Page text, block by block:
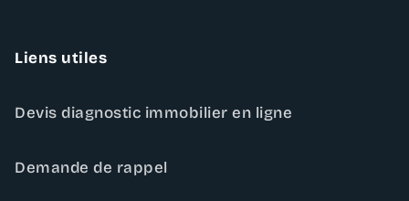
Liens utiles
Devis diagnostic immobilier en ligne
Demande de rappel